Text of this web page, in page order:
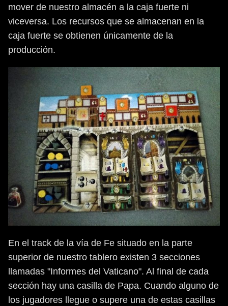
mover de nuestro almacén a la caja fuerte ni
viceversa. Los recursos que se almacenan en la
caja fuerte se obtienen únicamente de la
producción.
En el track de la vía de Fe situado en la parte
superior de nuestro tablero existen 3 secciones
llamadas "Informes del Vaticano". Al final de cada
sección hay una casilla de Papa. Cuando alguno de
los jugadores llegue o supere una de estas casillas